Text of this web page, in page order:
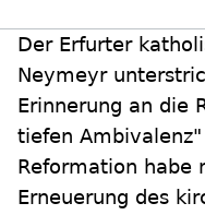
Der Erfurter
Neymeyr
Erinnerung an die
tiefen
Reformation habe
Erneuerung des